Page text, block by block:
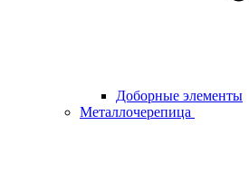
Доборные элементы
Металлочерепица